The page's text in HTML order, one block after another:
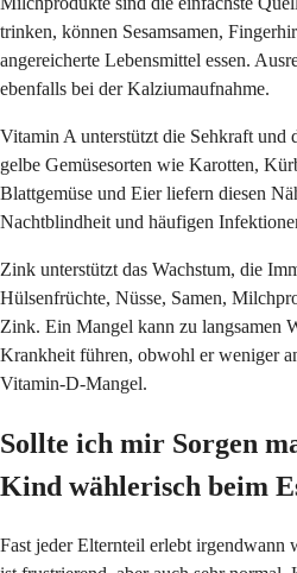
trinken, können Sesamsamen,
angereicherte Lebensmittel essen.
ebenfalls bei der Kalziumaufnahme.
Vitamin A unterstützt die Sehkraft und
gelbe Gemüsesorten wie Karotten,
Blattgemüse und Eier liefern diesen
Nachtblindheit und häufigen
Zink unterstützt das Wachstum, die
Hülsenfrüchte, Nüsse, Samen,
Zink. Ein Mangel kann zu langsamen
Krankheit führen, obwohl er weniger
Vitamin-D-Mangel.
Sollte ich mir Sorgen
Kind wählerisch beim
Fast jeder Elternteil erlebt irgendwann